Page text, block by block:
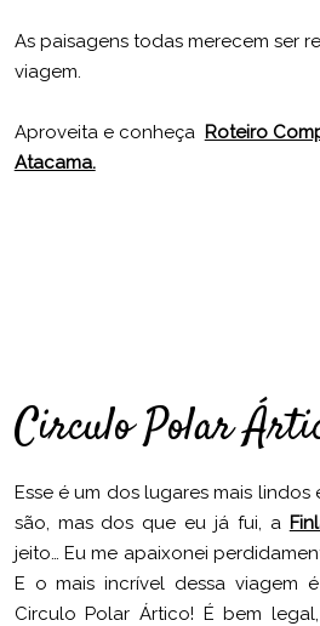
As paisagens todas merecem ser
viagem.
Aproveita e conheça Roteiro
Atacama.
Circulo Polar
Esse é um dos lugares mais lindos
são, mas dos que eu já fui, a
jeito… Eu me apaixonei
E o mais incrível dessa viagem
Circulo Polar Ártico! É bem